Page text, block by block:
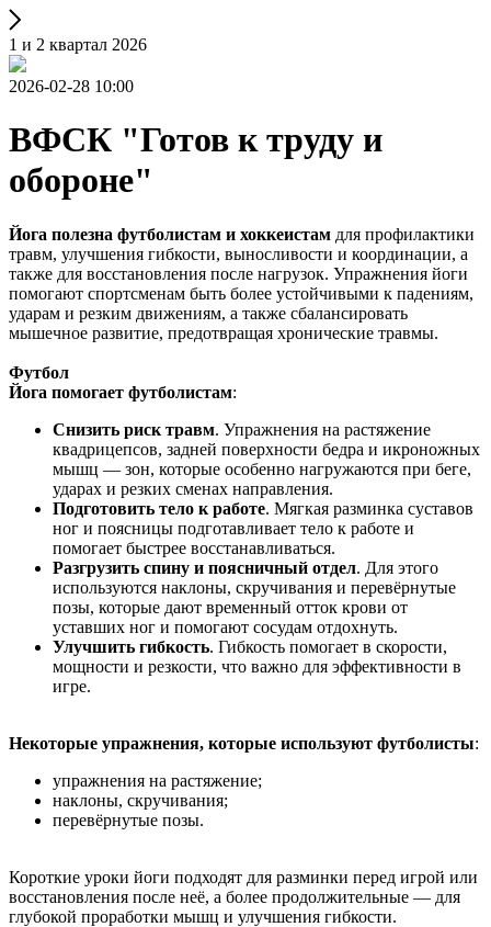
1 и 2 квартал 2026
2026-02-28 10:00
ВФСК "Готов к труду и
обороне"
Йога полезна футболистам и хоккеистам для профилактики
травм, улучшения гибкости, выносливости и координации, а
также для восстановления после нагрузок. Упражнения йоги
помогают спортсменам быть более устойчивыми к падениям,
ударам и резким движениям, а также сбалансировать
мышечное развитие, предотвращая хронические травмы.
Футбол
Йога помогает футболистам:
Снизить риск травм. Упражнения на растяжение
квадрицепсов, задней поверхности бедра и икроножных
мышц — зон, которые особенно нагружаются при беге,
ударах и резких сменах направления.
Подготовить тело к работе. Мягкая разминка суставов
ног и поясницы подготавливает тело к работе и
помогает быстрее восстанавливаться.
Разгрузить спину и поясничный отдел. Для этого
используются наклоны, скручивания и перевёрнутые
позы, которые дают временный отток крови от
уставших ног и помогают сосудам отдохнуть.
Улучшить гибкость. Гибкость помогает в скорости,
мощности и резкости, что важно для эффективности в
игре.
Некоторые упражнения, которые используют футболисты:
упражнения на растяжение;
наклоны, скручивания;
перевёрнутые позы.
Короткие уроки йоги подходят для разминки перед игрой или
восстановления после неё, а более продолжительные — для
глубокой проработки мышц и улучшения гибкости.